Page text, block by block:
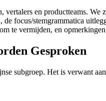
en productteams.
focus/stemgrammatica
te vermijden, en
Gesproken
subgroep. Het is verwant